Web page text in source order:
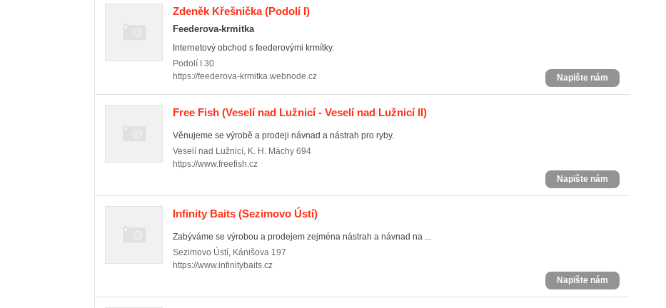
Zdeněk Křešnička(Podolí I)
Feederova-krmitka
Internetový obchod s feederovými krmítky.
Podolí I
30
https://feederova-krmitka.webnode.cz
Napište nám
Free Fish (Veselí nad Lužnicí - Veselí nad Lužnicí II)
Věnujeme se výrobě a prodeji návnad a nástrah pro ryby.
Veselí nad Lužnicí, K. H. Máchy 694
https://www.freefish.cz
Napište nám
Infinity Baits (Sezimovo Ústí)
Zabýváme se výrobou a prodejem zejména nástrah a návnad na ...
Sezimovo Ústí, Kánišova 197
https://www.infinitybaits.cz
Napište nám